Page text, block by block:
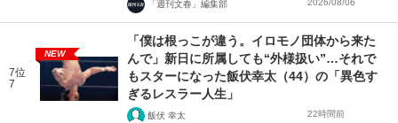
「週刊文春」編集部 2026/08/06
7位
7
NEW
「僕は根っこが違う。イロモノ団体から来た
んで」新日に所属しても“外様扱い”…それで
もスターになった飯伏幸太（44）の「異色す
ぎるレスラー人生」
飯伏 幸太 22時間前